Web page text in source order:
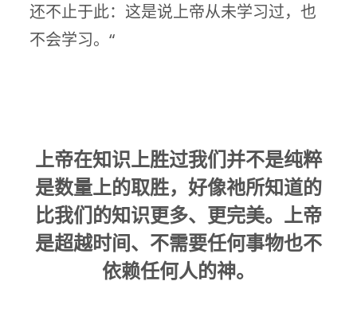
还不止于此：这是说上帝从未学习过，也
不会学习。“
上帝在知识上胜过我们并不是纯粹
是数量上的取胜，好像祂所知道的
比我们的知识更多、更完美。上帝
是超越时间、不需要任何事物也不
依赖任何人的神。